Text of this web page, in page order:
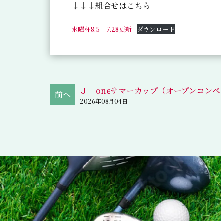
↓↓↓組合せはこちら
水曜杯8.5 7.28更新 ダウンロード
Ｊ－oneサマーカップ（オープンコン
2026年08月04日